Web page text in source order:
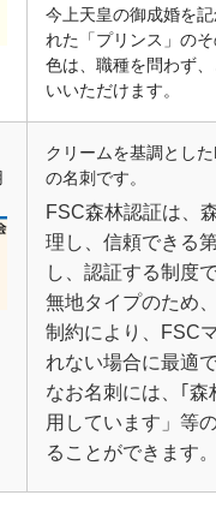
今上天皇の御成婚を
れた「プリンス」の
色は、職種を問わず
いいただけます。
クリームを基調とし
の名刺です。
FSC森林認証は、
理し、信頼できる
し、認証する制度で
無地タイプのため
制約により、FSC
れない場合に最適で
なお名刺には、｢森
用しています」等
ることができます。